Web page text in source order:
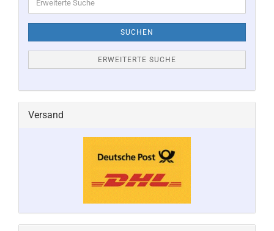
Suche
SUCHEN
ERWEITERTE SUCHE
Versand